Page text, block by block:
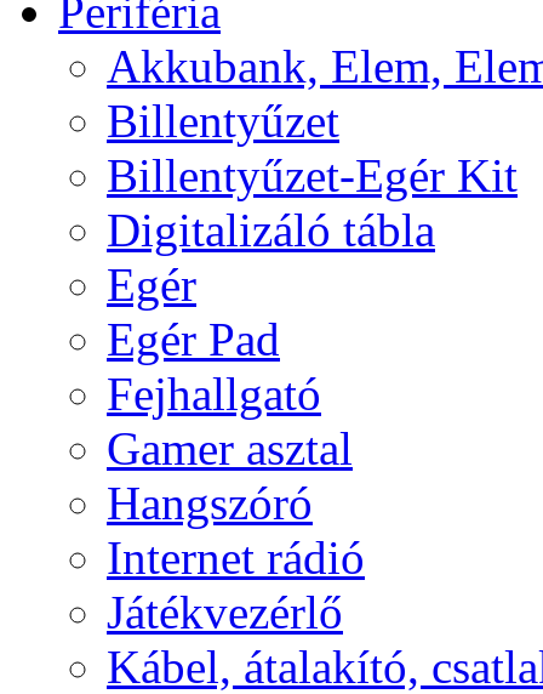
Periféria
Akkubank, Elem,
Billentyűzet
Billentyűzet-Egér Kit
Digitalizáló tábla
Egér
Egér Pad
Fejhallgató
Gamer asztal
Hangszóró
Internet rádió
Játékvezérlő
Kábel, átalakító,